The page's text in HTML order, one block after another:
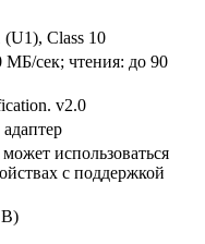
Class 10
МБ/­сек; чтения: до 90
v2.0
использоваться
с поддержкой
В)